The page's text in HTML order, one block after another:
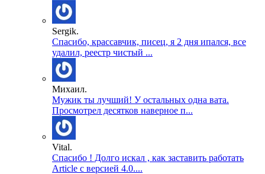
Sergik.
Спасибо, крассавчик, писец, я 2 дня ипался, все
удалил, реестр чистый ...
Михаил.
Мужик ты лучший! У остальных одна вата.
Просмотрел десятков наверное п...
Vital.
Спасибо ! Долго искал , как заставить работать
Article с версией 4.0....